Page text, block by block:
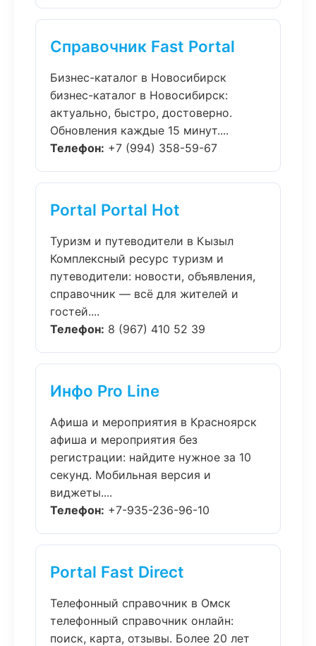
Справочник Fast Portal
Бизнес-каталог в Новосибирск
бизнес-каталог в Новосибирск:
актуально, быстро, достоверно.
Обновления каждые 15 минут....
Телефон: +7 (994) 358-59-67
Portal Portal Hot
Туризм и путеводители в Кызыл
Комплексный ресурс туризм и
путеводители: новости, объявления,
справочник — всё для жителей и
гостей....
Телефон: 8 (967) 410 52 39
Инфо Pro Line
Афиша и мероприятия в Красноярск
афиша и мероприятия без
регистрации: найдите нужное за 10
секунд. Мобильная версия и
виджеты....
Телефон: +7-935-236-96-10
Portal Fast Direct
Телефонный справочник в Омск
телефонный справочник онлайн:
поиск, карта, отзывы. Более 20 лет